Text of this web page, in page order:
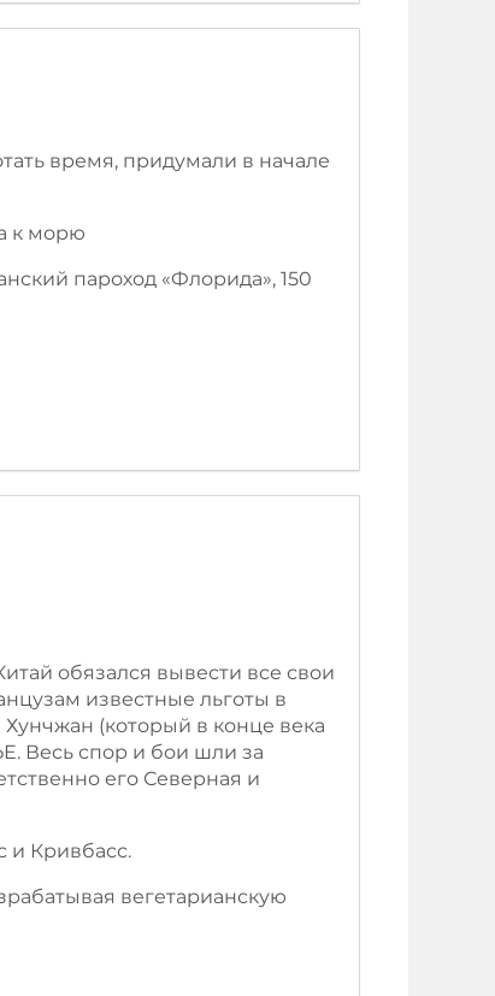
время, придумали в начале
к морю
пароход «Флорида», 150
обязался вывести все свои
известные льготы в
(который в конце века
Весь спор и бои шли за
его Северная и
и Кривбасс.
вегетарианскую